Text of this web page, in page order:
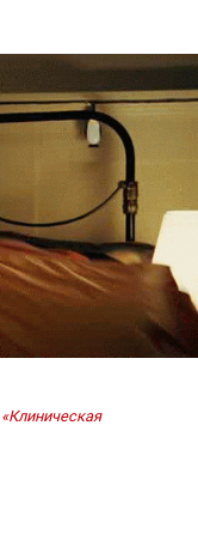
«Клиническая